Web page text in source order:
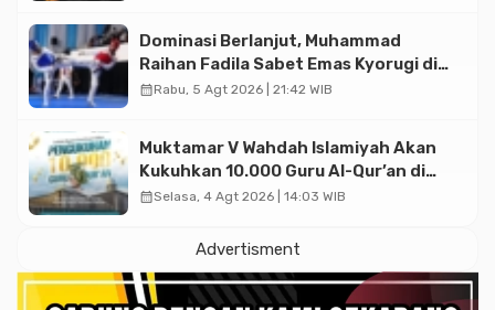
Dominasi Berlanjut, Muhammad
Raihan Fadila Sabet Emas Kyorugi di
Asian Taekwondo Indonesia Open
calendar_monthRabu, 5 Agt 2026 | 21:42 WIB
Muktamar V Wahdah Islamiyah Akan
Kukuhkan 10.000 Guru Al-Qur’an di
Masjid Istiqlal
calendar_monthSelasa, 4 Agt 2026 | 14:03 WIB
Advertisment